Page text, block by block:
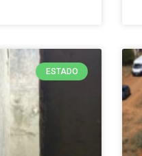
ESTADO